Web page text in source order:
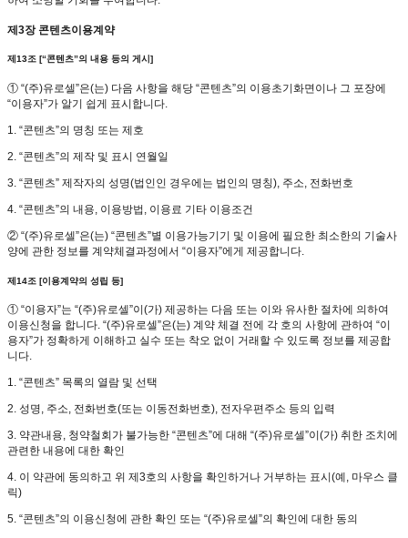
제3장 콘텐츠이용계약
제13조 [“콘텐츠”의 내용 등의 게시]
① “(주)유로셀”은(는) 다음 사항을 해당 “콘텐츠”의 이용초기화면이나 그 포장에
“이용자”가 알기 쉽게 표시합니다.
1. “콘텐츠”의 명칭 또는 제호
2. “콘텐츠”의 제작 및 표시 연월일
3. “콘텐츠” 제작자의 성명(법인인 경우에는 법인의 명칭), 주소, 전화번호
4. “콘텐츠”의 내용, 이용방법, 이용료 기타 이용조건
② “(주)유로셀”은(는) “콘텐츠”별 이용가능기기 및 이용에 필요한 최소한의 기술사
양에 관한 정보를 계약체결과정에서 “이용자”에게 제공합니다.
제14조 [이용계약의 성립 등]
① “이용자”는 “(주)유로셀”이(가) 제공하는 다음 또는 이와 유사한 절차에 의하여
이용신청을 합니다. “(주)유로셀”은(는) 계약 체결 전에 각 호의 사항에 관하여 “이
용자”가 정확하게 이해하고 실수 또는 착오 없이 거래할 수 있도록 정보를 제공합
니다.
1. “콘텐츠” 목록의 열람 및 선택
2. 성명, 주소, 전화번호(또는 이동전화번호), 전자우편주소 등의 입력
3. 약관내용, 청약철회가 불가능한 “콘텐츠”에 대해 “(주)유로셀”이(가) 취한 조치에
관련한 내용에 대한 확인
4. 이 약관에 동의하고 위 제3호의 사항을 확인하거나 거부하는 표시(예, 마우스 클
릭)
5. “콘텐츠”의 이용신청에 관한 확인 또는 “(주)유로셀”의 확인에 대한 동의